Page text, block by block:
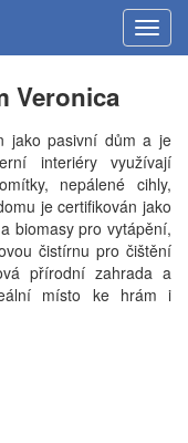
Veronica
jako pasivní dům a je
interiéry využívají
nepálené cihly,
je certifikován jako
biomasy pro vytápění,
čistírnu pro čištění
přírodní zahrada a
místo ke hrám i